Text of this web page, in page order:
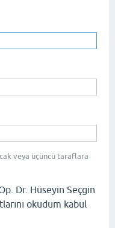
veya üçüncü taraflara
Dr. Hüseyin Seçgin
okudum kabul